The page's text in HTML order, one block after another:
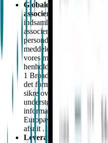
Globale
associerede kontorer.
Vi
indsamler, til vores
associerede kontorer,
persondata i
meddelelse. Vi kan især
vores moderselskab
henhold til lovgivningen i
1 Broadway, 14th Floor
det formål at forbedre
sikre overholdelse af
understøtte forsknings- og
information om overførsel
Europæiske Økonomiske
afsnit .10
Leverandører og